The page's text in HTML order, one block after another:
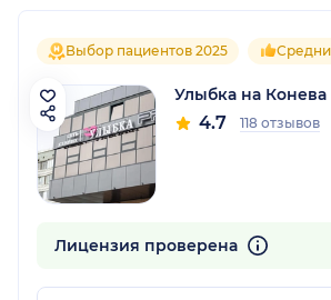
Выбор пациентов 2025
Улыбка на Конева
4.7 118 отзывов
Лицензия проверена